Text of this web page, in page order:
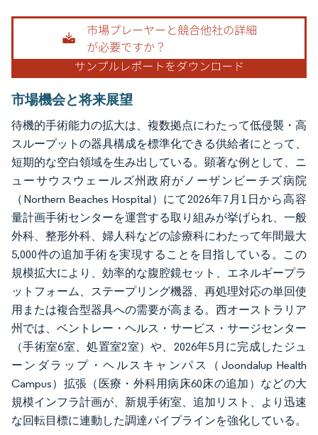
画像 © Mordor Intelligence。再利用にはCC BY 4.0の表示が必要です。
市場機会と将来展望
待機的手術能力の拡大は、複数拠点にわたって低侵襲・高
スループットの器具構成を標準化できる供給者にとって、
短期的な空白領域を生み出している。顕著な例として、ニ
ューサウスウェールズ州政府がノーザンビーチズ病院
（Northern Beaches Hospital）にて2026年7月1日から高容
量計画手術センターを運営する取り組みが挙げられ、一般
外科、整形外科、婦人科などの診療科にわたって年間最大
5,000件の追加手術を実現することを目指している。この
規模拡大により、効率的な腹腔鏡セット、エネルギープラ
ットフォーム、ステープリング機器、再処理対応の単回使
用または複合型器具への需要が高まる。西オーストラリア
州では、ベントレー・ヘルス・サービス・サージセンター
（手術室6室、処置室2室）や、2026年5月に完成したジュ
ーンダラップ・ヘルスキャンパス（Joondalup Health
Campus）拡張（医療・外科用病床60床の追加）などの大
規模インフラ計画が、新規手術室、追加リスト、より迅速
な回転目標に連動した調達パイプラインを強化している。